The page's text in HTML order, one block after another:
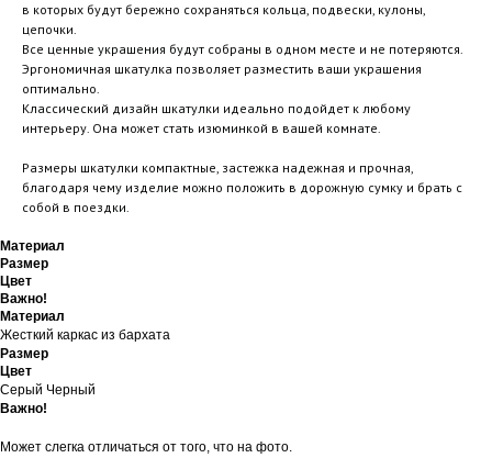
в которых будут бережно сохраняться кольца, подвески, кулоны,
цепочки.
Все ценные украшения будут собраны в одном месте и не потеряются.
Эргономичная шкатулка позволяет разместить ваши украшения
оптимально.
Классический дизайн шкатулки идеально подойдет к любому
интерьеру. Она может стать изюминкой в вашей комнате.
Размеры шкатулки компактные, застежка надежная и прочная,
благодаря чему изделие можно положить в дорожную сумку и брать с
собой в поездки.
Материал
Размер
Цвет
Важно!
Материал
Жесткий каркас из бархата
Размер
Цвет
Серый Черный
Важно!
Может слегка отличаться от того, что на фото.